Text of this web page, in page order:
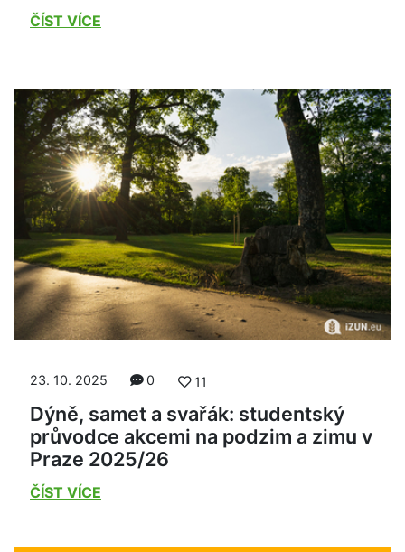
ČÍST VÍCE
23. 10. 2025 0 11
Dýně, samet a svařák: studentský
průvodce akcemi na podzim a zimu v
Praze 2025/26
ČÍST VÍCE